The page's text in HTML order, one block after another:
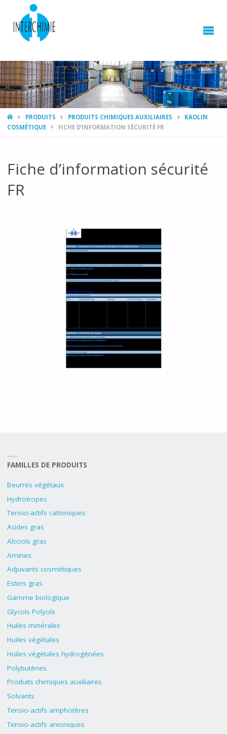
HOMEPRODUITS PRODUITS CHIMIQUES AUXILIAIRES
KAOLIN
COSMÉTIQUE
FICHE D’INFORMATION SÉCURITÉ FR
Fiche d’information sécurité
FR
FAMILLES DE PRODUITS
Beurres végétaux
Hydrotropes
Tensio-actifs cationiques
Acides gras
Alcools gras
Amines
Adjuvants cosmétiques
Esters gras
Gamme biologique
Glycols Polyols
Huiles minérales
Huiles végétales
Huiles végétales hydrogénées
Polybutènes
Produits chimiques auxiliaires
Solvants
Tensio-actifs amphotères
Tensio-actifs anioniques